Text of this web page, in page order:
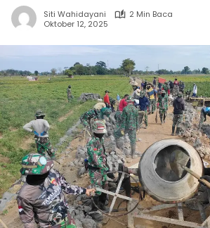
Siti Wahidayani
2 Min Baca
Oktober 12, 2025